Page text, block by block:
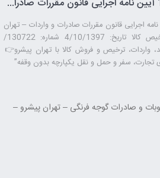
اصلاح ماده 10 آیین نامه اجرایی قانون مقررات صادرات و واردات – تهران پیشرو – شرکت ترخیص کالا
10 آیین نامه اجرایی قانون مقررات صادرات و واردات – تهران
پیشرو – شرکت ترخیص کالا تاریخ: 4/10/1397 شماره: 130722/
واردات، ترخیص و فروش کالا با تهران پیشرو👉
تجارت، سفر و حمل ‌و نقل یکپارچه بدون وقفه”